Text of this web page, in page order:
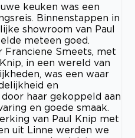
keuken was een
Binnenstappen in
showroom van Paul
meteen goed.
Franciene Smeets, met
in een wereld van
was een waar
en
haar gekoppeld aan
en goede smaak.
van Paul Knip met
uit Linne werden we